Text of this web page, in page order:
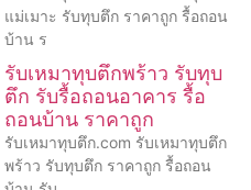
แม่เมาะ รับทุบตึก ราคาถูก รื้อถอน
บ้าน ร
รับเหมาทุบตึกพร้าว รับทุบ
ตึก รับรื้อถอนอาคาร รื้อ
ถอนบ้าน ราคาถูก
รับเหมาทุบตึก.com รับเหมาทุบตึก
พร้าว รับทุบตึก ราคาถูก รื้อถอน